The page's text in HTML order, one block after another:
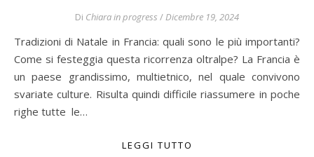
Di Chiara in progress /Dicembre 19, 2024
Tradizioni di Natale in Francia: quali sono le più importanti?
Come si festeggia questa ricorrenza oltralpe? La Francia è
un paese grandissimo, multietnico, nel quale convivono
svariate culture. Risulta quindi difficile riassumere in poche
righe tutte le…
LEGGI TUTTO